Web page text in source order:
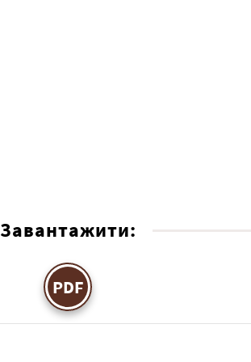
Завантажити:
PDF